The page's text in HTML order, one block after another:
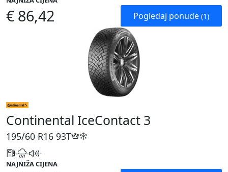
€ 86,42 Pogledaj ponude (1)
Continental IceContact 3
195/60 R16 93T
- - -
NAJNIŽA CIJENA